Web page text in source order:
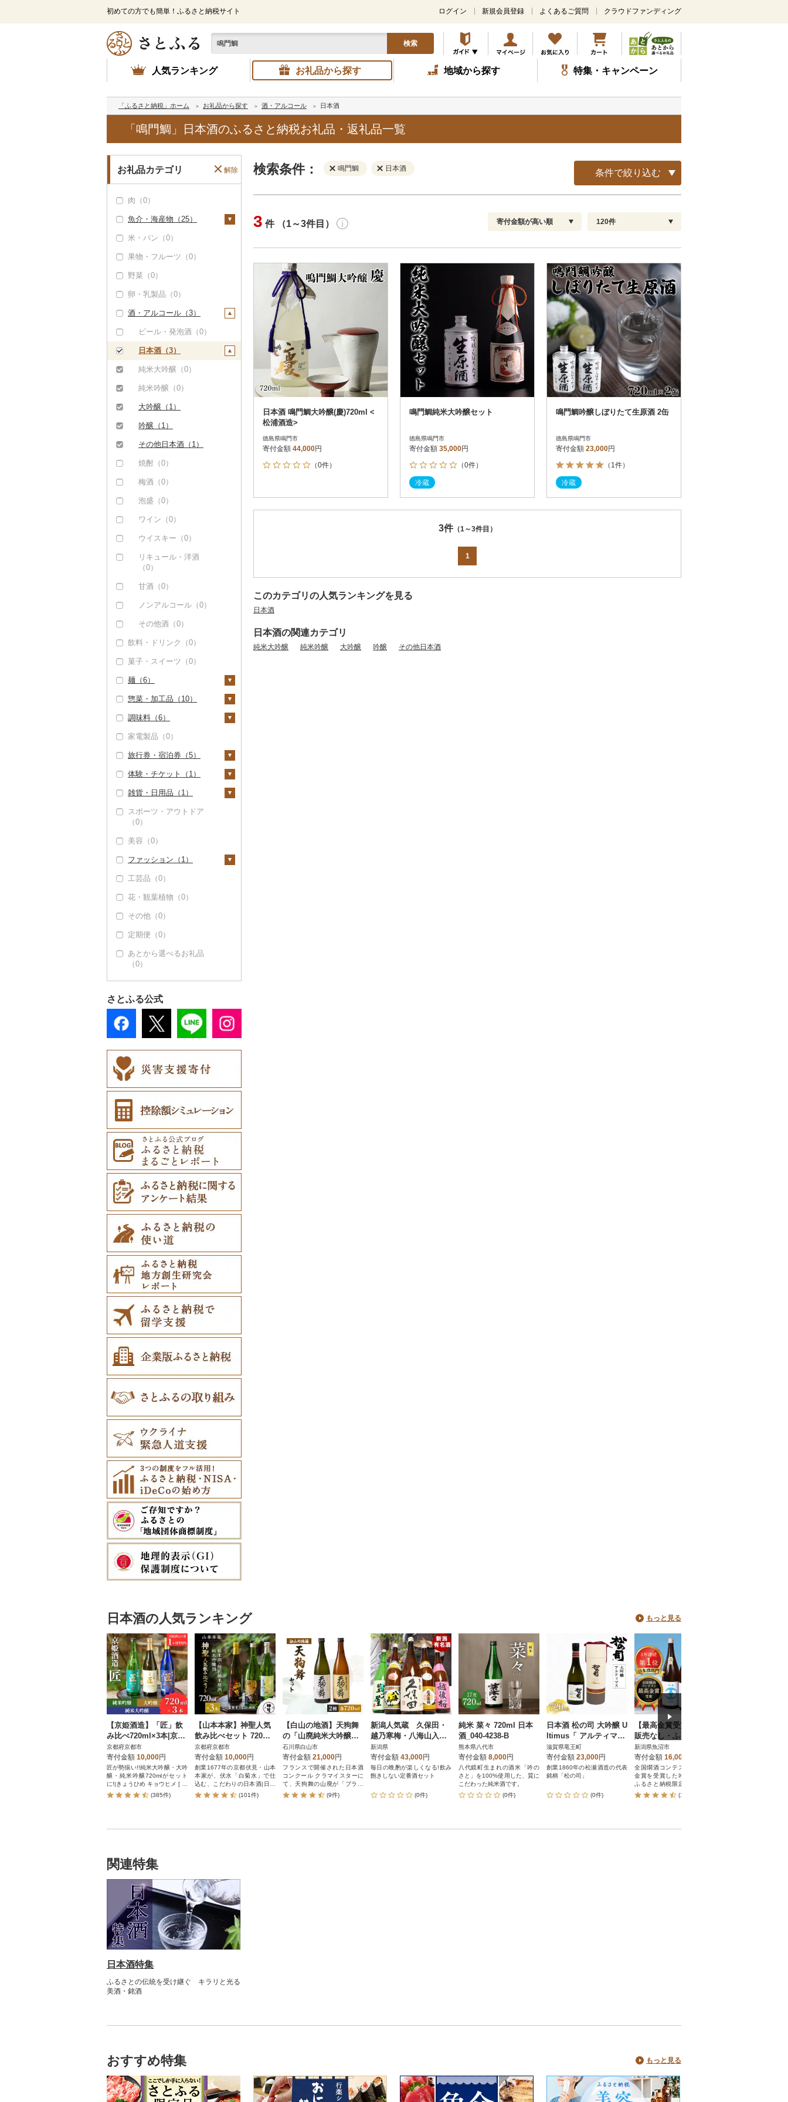
初めての方でも簡単！ふるさと納税サイト
メ
ン
コ
ン
テ
ツ
ッ
ログイン 新規会員登録 よくあるご質問 クラウドファンディング
検索
人気ランキング お礼品から探す 地域から探す 特集・キャンペーン
「ふるさと納税」ホーム お礼品から探す 酒・アルコール 日本酒
「鳴門鯛」日本酒のふるさと納税お礼品・返礼品一覧
お礼品カテゴリ 解除
肉（0）
魚介・海産物（25）
カニ（0）
エビ（0）
いくら（0）
うに（0）
明太子・たらこ（0）
その他魚卵（0）
貝（1）
帆立（ホタテ）（0）
鮑（アワビ）（0）
牡蠣（カキ）（0）
あさり（0）
しじみ（0）
サザエ（1）
はまぐり（0）
その他貝（0）
うなぎ（0）
鮮魚（18）
鮭・サーモン（0）
マグロ（0）
イワシ（0）
カツオ（0）
金目鯛（0）
クエ（0）
くじら（0）
サバ（0）
さんま（0）
イカ・タコ（0）
海苔・海藻（1）
海苔（1）
わかめ（0）
ひじき（0）
その他海苔・海藻
干物（3）
ししゃも（0）
その他干物（3）
その他魚介・加工品
（0）
かまぼこ・練り製品
その他魚介・加工品
（6）
米・パン（0）
果物・フルーツ（0）
野菜（0）
卵・乳製品（0）
酒・アルコール（3）
ビール・発泡酒（0）
日本酒（3）
純米大吟醸（0）
純米吟醸（0）
大吟醸（1）
吟醸（1）
その他日本酒（1）
焼酎（0）
梅酒（0）
泡盛（0）
ワイン（0）
ウイスキー（0）
リキュール・洋酒
（0）
甘酒（0）
ノンアルコール（0）
その他酒（0）
飲料・ドリンク（0）
菓子・スイーツ（0）
麺（6）
ラーメン（0）
うどん（0）
そば（0）
パスタ（0）
ひやむぎ（0）
そうめん（6）
その他麺（6）
惣菜・加工品（10）
惣菜（0）
カレー・シチュー
スープ（0）
豆腐・納豆（0）
漬物（0）
缶詰・瓶詰（0）
乾物（0）
燻製（スモーク）
その他加工品（6）
調味料（6）
砂糖（0）
塩（0）
醤油（0）
味噌（6）
酢（6）
こしょう（0）
その他調味料（4）
家電製品（0）
旅行券・宿泊券（5）
旅行券（5）
JTBふるさと旅行クー
（0）
（紙券）（0）
その他旅行券（0）
宿泊券（0）
体験・チケット（1）
PayPay商品券（0）
食事券（1）
用券（0）
水族館（0）
動物園（0）
釣り（0）
ダイビング（0）
スキーチケット・リフ
ゴルフプレー券（0）
花火大会チケット
（0）
カタログギフト（0）
その他体験・チケット
雑貨・日用品（1）
家具・インテリア
（0）
寝具（0）
タオル（1）
泉州タオル（0）
その他タオル（1）
文房具・印鑑（0）
食器（0）
キッチン用品（0）
日用品（0）
楽器・器材（0）
（1）
ご当地キャラクター
（1）
ベビー用品（0）
ペット用品（0）
防災グッズ（0）
その他雑貨（0）
スポーツ・アウトドア
（0）
美容（0）
ファッション（1）
鞄・バッグ（1）
トートバッグ・ショル
ツケース（0）
その他鞄・バッグ
（1）
洋服（0）
和服（0）
靴・履物（0）
アクセサリー（0）
工芸品（0）
花・観葉植物（0）
その他（0）
定期便（0）
あとから選べるお礼品
（0）
さとふる公式
検索条件： 鳴門鯛 日本酒 条件で絞り込む
円
決済方法
PayPay
クレジットカード決済
Amazon Pay
楽天ペイ
メルペイ
コンビニ支払い
ソフトバンクまとめて支払い
d払い
金融機関(Pay-easy決済)
解除
発送種別 解除
通常
冷蔵便
冷凍便
配送指定 解除
お届け日時指定可
お届け時間帯指定可
発送される月指定可
その他 解除
さとふる限定のお礼品
定期便
さとふるアプリdeワンストップ申請
対象
結果を見る（
3 件 （1～3件目） 寄付金額が高い順
新着順
レビュー件数順
レビュー評価順
寄付金額が高い順
寄付金額が低い順
120件
60
90
120
日本酒 鳴門鯛大吟醸(慶)720ml <
松浦酒造>
徳島県鳴門市
寄付金額 44,000円
（0件）
鳴門鯛純米大吟醸セット
徳島県鳴門市
寄付金額 35,000円
（0件）
冷蔵
鳴門鯛吟醸しぼりたて生原酒 2缶
徳島県鳴門市
寄付金額 23,000円
（1件）
冷蔵
3件（1～3件目）
1
このカテゴリの人気ランキングを見る
日本酒
日本酒の関連カテゴリ
純米大吟醸 純米吟醸 大吟醸 吟醸 その他日本酒
日本酒の人気ランキング もっと見る
【京姫酒造】「匠」飲
み比べ720ml×3本|京都
日本酒 飲み比べ 酒 人
気セット おすすめ ギフ
ト
京都府京都市
寄付金額 10,000円
匠が勢揃い!!純米大吟醸・大吟
醸・純米吟醸720mlがセット
に!|きょうひめ キョウヒメ [ 京
都 伏見 酒蔵 純米大吟醸 大吟
(385件)
【山本本家】神聖人気
飲み比べセット 720ml
×3本|京都 日本酒 純米
酒 特別純米原酒 純米吟
醸酒
京都府京都市
寄付金額 10,000円
創業1677年の京都伏見・山本
本家が、伏水「白菊水」で仕
込む、こだわりの日本酒|日本
酒 飲み比べ 日本酒 人気セッ
(101件)
【白山の地酒】天狗舞
の「山廃純米大吟醸」
「山廃仕込純米酒」セ
ット
石川県白山市
寄付金額 21,000円
フランスで開催された日本酒
コンクール クラマイスターに
て、天狗舞の山廃が「プラチ
ナ賞」を『W受賞』
(9件)
新潟人気蔵 久保田・
越乃寒梅・八海山入り
淡麗辛口飲み比べ1800
ml×5本
新潟県
寄付金額 43,000円
毎日の晩酌が楽しくなる!飲み
飽きしない定番酒セット
(0件)
純米 菜々 720ml 日本
酒_040-4238-B
熊本県八代市
寄付金額 8,000円
八代鏡町生まれの酒米「吟の
さと」を100%使用した、質に
こだわった純米酒です。
(0件)
日本酒 松の司 大吟醸 U
ltimus「 アルティマス
」 720ml 1本 松瀬酒造
AJ008
滋賀県竜王町
寄付金額 23,000円
創業1860年の松瀬酒造の代表
銘柄「松の司」
(0件)
【最高金賞受賞・一般
販売なし・ふるさと納
税限定版】吟醸玉風味1
800mlの2本セット
新潟県魚沼市
寄付金額 16,000
全国燗酒コンテストにて最高
金賞を受賞した吟醸玉風味の
ふるさと納税限定版です。一
般販売はありません。
(119件)
関連特集
日本酒特集
ふるさとの伝統を受け継ぐ キラリと光る
美酒・銘酒
おすすめ特集 もっと見る